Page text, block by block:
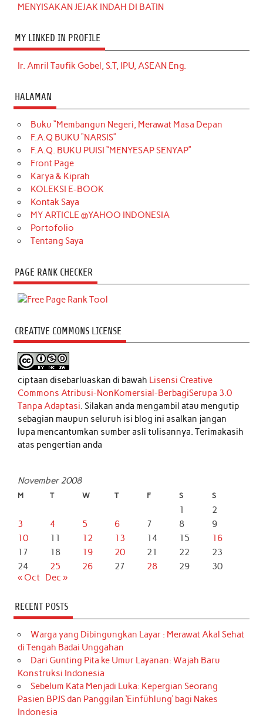
MENYISAKAN JEJAK INDAH DI BATIN
MY LINKED IN PROFILE
Ir. Amril Taufik Gobel, S.T, IPU, ASEAN Eng.
HALAMAN
Buku “Membangun Negeri, Merawat Masa Depan
F.A.Q BUKU “NARSIS”
F.A.Q. BUKU PUISI “MENYESAP SENYAP”
Front Page
Karya & Kiprah
KOLEKSI E-BOOK
Kontak Saya
MY ARTICLE @YAHOO INDONESIA
Portofolio
Tentang Saya
PAGE RANK CHECKER
CREATIVE COMMONS LICENSE
ciptaan disebarluaskan di bawah Lisensi Creative
Commons Atribusi-NonKomersial-BerbagiSerupa 3.0
Tanpa Adaptasi. Silakan anda mengambil atau mengutip
sebagian maupun seluruh isi blog ini asalkan jangan
lupa mencantumkan sumber asli tulisannya. Terimakasih
atas pengertian anda
November 2008
M T W T F S S
1
2
3
4 5 6 7 8
9
10
11 12 13 14 15
16
17
18 19 20 21 22
23
24
25 26 27 28 29
30
« Oct Dec »
RECENT POSTS
Warga yang Dibingungkan Layar : Merawat Akal Sehat
di Tengah Badai Unggahan
Dari Gunting Pita ke Umur Layanan: Wajah Baru
Konstruksi Indonesia
Sebelum Kata Menjadi Luka: Kepergian Seorang
Pasien BPJS dan Panggilan ‘Einfühlung’ bagi Nakes
Indonesia